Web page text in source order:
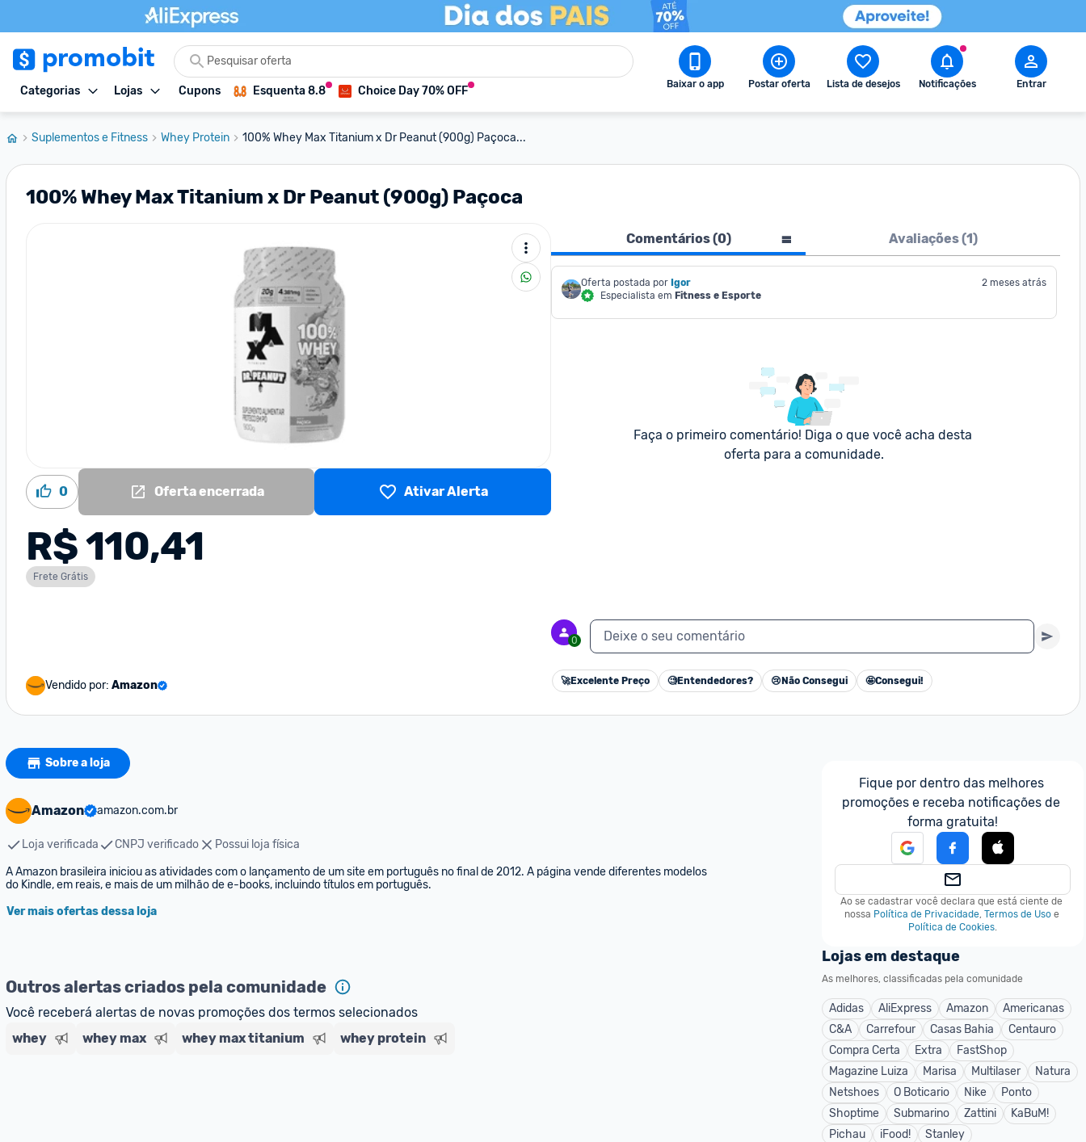
Categorias Lojas Cupons Esquenta 8.8 Choice Day 70% OFF Baixar o app Postar oferta Lista de desejos Notificações Entrar
Suplementos e Fitness Whey Protein 100% Whey Max Titanium x Dr Peanut (900g) Paçoca...
100% Whey Max Titanium x Dr Peanut (900g) Paçoca
0 Oferta encerrada Ativar Alerta
R$ 110,41
Frete Grátis
Vendido por: Amazon
Comentários (0) Avaliações (1)
Oferta postada por Igor
Especialista em Fitness e Esporte
2 meses atrás
Faça o primeiro comentário! Diga o que você acha desta
oferta para a comunidade.
0 Deixe o seu comentário
🚀Excelente Preço 🧐Entendedores? 😢 Não Consegui 🤩Consegui!
Sobre a loja
Amazon amazon.com.br
Loja verificada CNPJ verificado
Possui loja física
A Amazon brasileira iniciou as atividades com o lançamento de um site em português no final de 2012. A página vende diferentes modelos
do Kindle, em reais, e mais de um milhão de e-books, incluindo títulos em português.
Ver mais ofertas dessa loja
Outros alertas criados pela comunidade
Você receberá alertas de novas promoções dos termos selecionados
whey
whey max whey max titanium whey protein
Fique por dentro das melhores
promoções e receba notificações de
forma gratuita!
Ao se cadastrar você declara que está ciente de
nossa Política de Privacidade, Termos de Uso e
Política de Cookies.
Lojas em destaque
As melhores, classificadas pela comunidade
Adidas AliExpress Amazon
Americanas
C&A
Carrefour Casas Bahia
Centauro
Compra Certa
Extra
FastShop
Magazine Luiza
Marisa Multilaser
Natura
Netshoes
O Boticario Nike
Ponto
Shoptime
Submarino Zattini
KaBuM!
Pichau
iFood! Stanley